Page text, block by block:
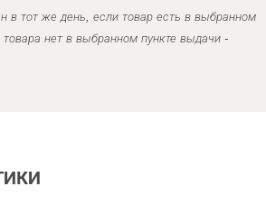
в тот же день, если товар есть в выбранном
нет в выбранном пункте выдачи -